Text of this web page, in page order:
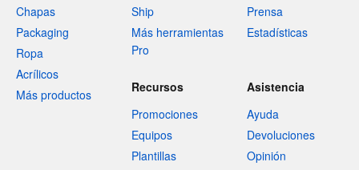
Chapas
Packaging
Ropa
Acrílicos
Más productos
Ship
Más herramientas
Pro
Prensa
Estadísticas
Recursos
Promociones
Equipos
Plantillas
Asistencia
Ayuda
Devoluciones
Opinión